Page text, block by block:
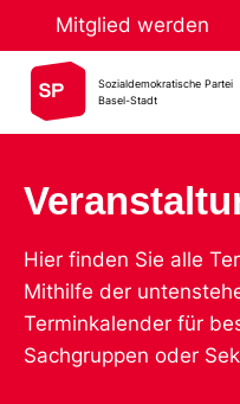
Mitglied werden
Sozialdemokratische Partei
Basel-Stadt
Hier finden Sie alle
Mithilfe der
Terminkalender für
Sachgruppen oder